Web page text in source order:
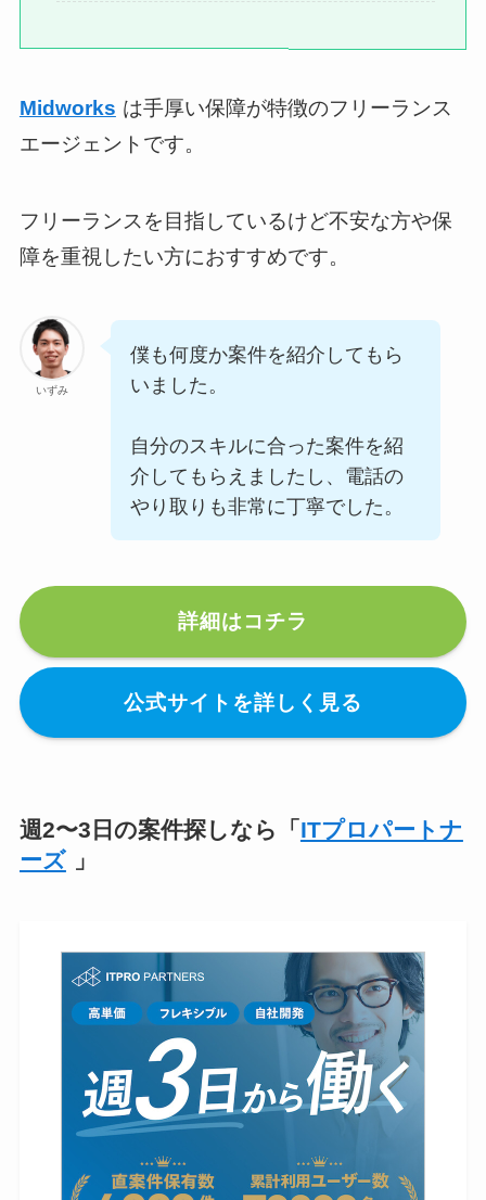
Midworks は手厚い保障が特徴のフリーランス
エージェントです。
フリーランスを目指しているけど不安な方や保
障を重視したい方におすすめです。
いずみ
僕も何度か案件を紹介してもら
いました。
自分のスキルに合った案件を紹
介してもらえましたし、電話の
やり取りも非常に丁寧でした。
詳細はコチラ
公式サイトを詳しく見る
週2〜3日の案件探しなら「 ITプロパートナ
ーズ
」